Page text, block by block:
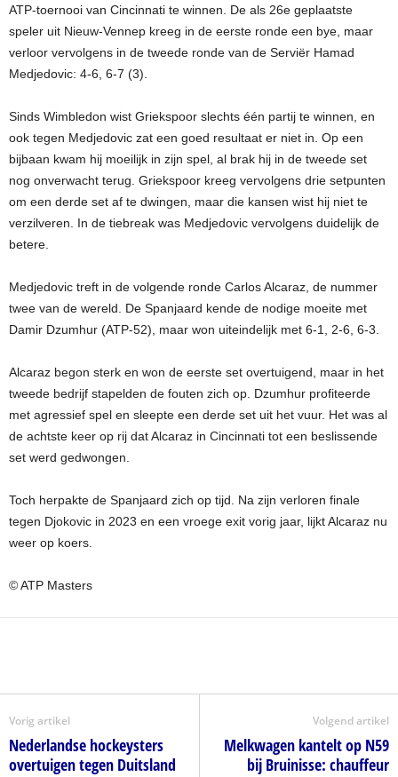
ATP-toernooi van Cincinnati te winnen. De als 26e geplaatste
speler uit Nieuw-Vennep kreeg in de eerste ronde een bye, maar
verloor vervolgens in de tweede ronde van de Serviër Hamad
Medjedovic: 4-6, 6-7 (3).
Sinds Wimbledon wist Griekspoor slechts één partij te winnen, en
ook tegen Medjedovic zat een goed resultaat er niet in. Op een
bijbaan kwam hij moeilijk in zijn spel, al brak hij in de tweede set
nog onverwacht terug. Griekspoor kreeg vervolgens drie setpunten
om een derde set af te dwingen, maar die kansen wist hij niet te
verzilveren. In de tiebreak was Medjedovic vervolgens duidelijk de
betere.
Medjedovic treft in de volgende ronde Carlos Alcaraz, de nummer
twee van de wereld. De Spanjaard kende de nodige moeite met
Damir Dzumhur (ATP-52), maar won uiteindelijk met 6-1, 2-6, 6-3.
Alcaraz begon sterk en won de eerste set overtuigend, maar in het
tweede bedrijf stapelden de fouten zich op. Dzumhur profiteerde
met agressief spel en sleepte een derde set uit het vuur. Het was al
de achtste keer op rij dat Alcaraz in Cincinnati tot een beslissende
set werd gedwongen.
Toch herpakte de Spanjaard zich op tijd. Na zijn verloren finale
tegen Djokovic in 2023 en een vroege exit vorig jaar, lijkt Alcaraz nu
weer op koers.
© ATP Masters
Vorig artikel
Nederlandse hockeysters
overtuigen tegen Duitsland
Volgend artikel
Melkwagen kantelt op N59
bij Bruinisse: chauffeur